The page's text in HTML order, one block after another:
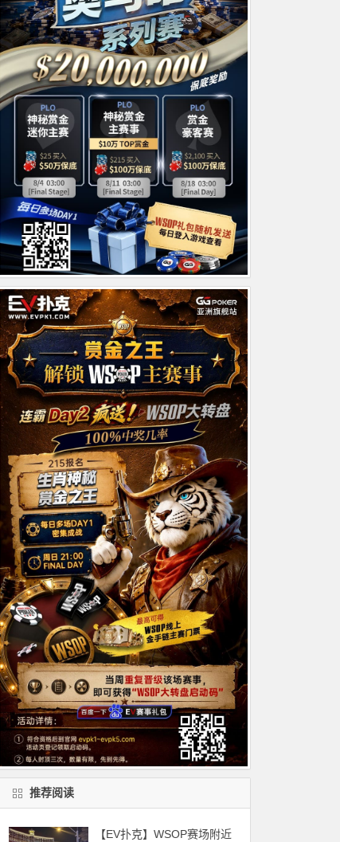
推荐阅读
【EV扑克】WSOP赛场附近